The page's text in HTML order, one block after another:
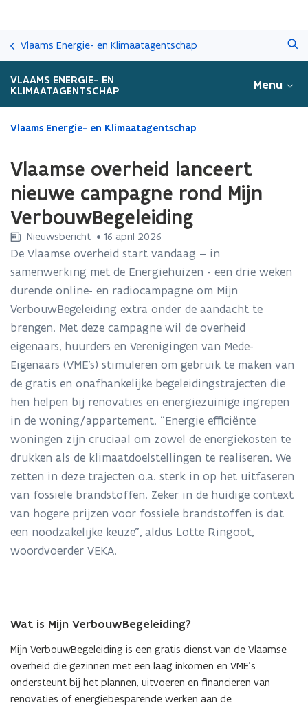
en
naar
Vlaams Energie- en Klimaatagentschap
VLAAMS ENERGIE- EN
KLIMAATAGENTSCHAP
Menu
Gedaan
bevindt
zich
op:
Vlaamse
overheid
lanceert
nieuwe
campagne
Mijn
VerbouwBegeleiding
Vlaams Energie- en Klimaatagentschap
Vlaamse overheid lanceert
nieuwe campagne rond Mijn
VerbouwBegeleiding
Nieuwsbericht • 16 april 2026
De Vlaamse overheid start vandaag – in
samenwerking met de Energiehuizen - een drie weken
durende online- en radiocampagne om Mijn
VerbouwBegeleiding extra onder de aandacht te
brengen. Met deze campagne wil de overheid
eigenaars, huurders en Verenigingen van Mede-
Eigenaars (VME’s) stimuleren om gebruik te maken van
de gratis en onafhankelijke begeleidingstrajecten die
hen helpen bij renovaties en energiezuinige ingrepen
in de woning/appartement. “Energie efficiënte
woningen zijn cruciaal om zowel de energiekosten te
drukken als de klimaatdoelstellingen te realiseren. We
zetten in deze trajecten o.a. sterk in op het uitfaseren
van fossiele brandstoffen. Zeker in de huidige context
van hogere prijzen voor fossiele brandstoffen is dat
een noodzakelijke keuze”, aldus Lotte Ringoot,
woordvoerder VEKA.
Wat is Mijn VerbouwBegeleiding?
Mijn VerbouwBegeleiding is een gratis dienst van de Vlaamse
overheid die gezinnen met een laag inkomen en VME’s
ondersteunt bij het plannen, uitvoeren en financieren van
renovaties of energiebesparende werken aan de